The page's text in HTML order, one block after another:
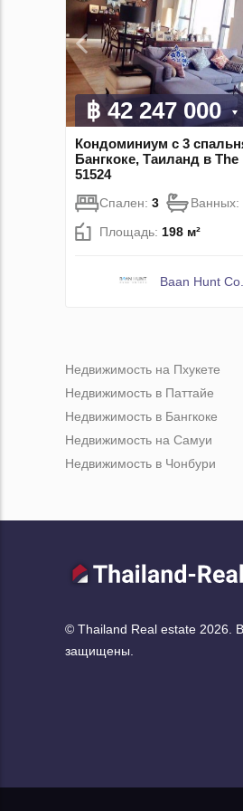
฿ 42 247 000
Кондоминиум с 3
Бангкоке, Таиланд в
51524
Спален: 3 Ванных:
Площадь: 198 м²
Baan Hunt
Недвижимость на Пхукете
Недвижимость в Паттайе
Недвижимость в Бангкоке
Недвижимость на Самуи
Недвижимость в Чонбури
© Thailand Real estate 2026.
защищены.